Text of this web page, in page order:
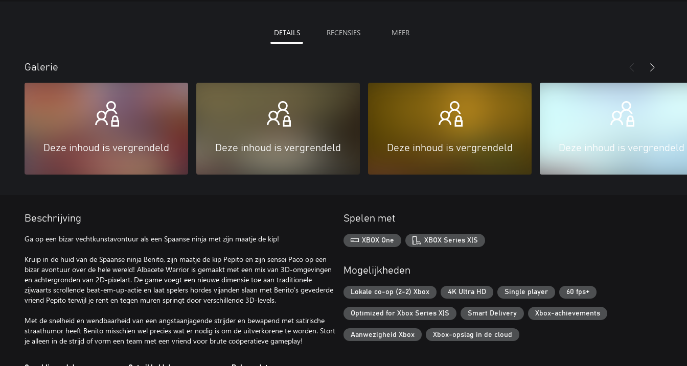
DETAILS RECENSIES MEER
Galerie
Deze inhoud is vergrendeld Deze inhoud is vergrendeld Deze inhoud is vergrendeld Deze inhoud is vergrendeld
Beschrijving
Ga op een bizar vechtkunstavontuur als een Spaanse ninja met zijn maatje de kip!
Kruip in de huid van de Spaanse ninja Benito, zijn maatje de kip Pepito en zijn sensei Paco op een
bizar avontuur over de hele wereld! Albacete Warrior is gemaakt met een mix van 3D-omgevingen
en achtergronden van 2D-pixelart. De game voegt een nieuwe dimensie toe aan traditionele
zijwaarts scrollende beat-em-up-actie en laat spelers hordes vijanden slaan met Benito's gevederde
vriend Pepito terwijl je rent en tegen muren springt door verschillende 3D-levels.
Met de snelheid en wendbaarheid van een angstaanjagende strijder en bewapend met satirische
straathumor heeft Benito misschien wel precies wat er nodig is om de uitverkorene te worden. Stort
je alleen in de strijd of vorm een team met een vriend voor brute coöperatieve gameplay!
Spelen met
XBOX One XBOX Series X|S
Mogelijkheden
Lokale co-op (2-2) Xbox 4K Ultra HD Single player 60 fps+
Optimized for Xbox Series X|S Smart Delivery Xbox-achievements
Aanwezigheid Xbox Xbox-opslag in de cloud